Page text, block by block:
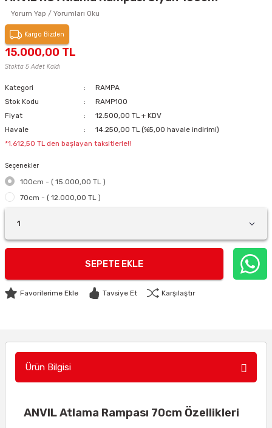
Yorum Yap / Yorumları Oku
Kargo Bizden
15.000,00 TL
Stokta 5 Adet Kaldı
Kategori
RAMPA
Stok Kodu
RAMP100
Fiyat
12.500,00 TL + KDV
Havale
14.250,00 TL (%5,00 havale indirimi)
*1.612,50 TL den başlayan taksitlerle!!
Seçenekler
100cm - ( 15.000,00 TL )
70cm - ( 12.000,00 TL )
SEPETE EKLE
Tavsiye Et Karşılaştır
Ürün Bilgisi
ANVIL Atlama Rampası 70cm Özellikleri